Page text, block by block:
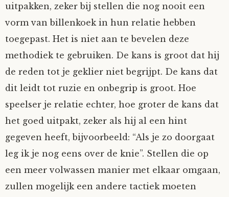
uitpakken, zeker bij stellen die nog nooit een
vorm van billenkoek in hun relatie hebben
toegepast. Het is niet aan te bevelen deze
methodiek te gebruiken. De kans is groot dat hij
de reden tot je geklier niet begrijpt. De kans dat
dit leidt tot ruzie en onbegrip is groot. Hoe
speelser je relatie echter, hoe groter de kans dat
het goed uitpakt, zeker als hij al een hint
gegeven heeft, bijvoorbeeld: “Als je zo doorgaat
leg ik je nog eens over de knie”. Stellen die op
een meer volwassen manier met elkaar omgaan,
zullen mogelijk een andere tactiek moeten